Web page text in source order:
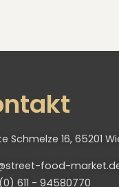
Schmelze 16, 65201
food-
611 - 94580770